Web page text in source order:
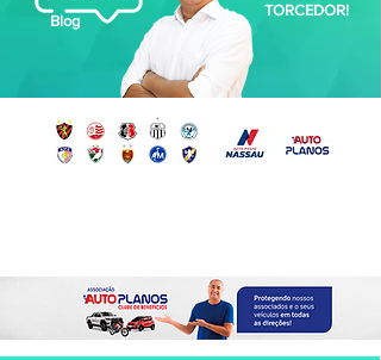
Blog
TORCEDOR!